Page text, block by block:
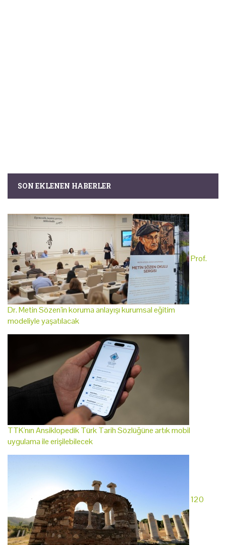
SON EKLENEN HABERLER
Prof.
Dr. Metin Sözen'in koruma anlayışı kurumsal eğitim
modeliyle yaşatılacak
TTK'nın Ansiklopedik Türk Tarih Sözlüğüne artık mobil
uygulama ile erişilebilecek
120